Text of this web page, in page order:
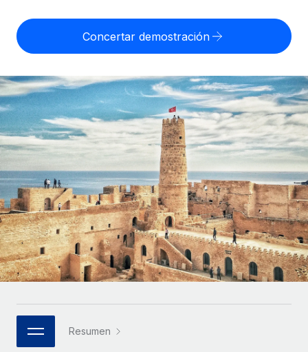
cumpliendo la normativa.
Integra y gestiona a autónomos globalmente.
PEO
Externaliza tareas laborales complejas.
INFRAESTRUCTURA
Conexión Remote
Integra los RR. HH. en tus flujos de trabajo sin
complicaciones.
Plataforma
Funciones esenciales de RR. HH. integradas para tu
Conectar
Conecta cualquier herramienta de IA con Remote
Comparador de Remote
Compáranos con otras empresas.
ETAPAS DE CRECIMIENTO
Startups
Soluciones ágiles de RR. HH. globales y nóminas para
empresas en crecimiento.
Mediana empresa
Amplía tu equipo con soluciones de RR. HH.
personalizadas.
Empresa
RR. HH. globales para grandes empresas.
ASOCIARSE
Socios tecnológicos estratégicos
Integra la gestión de los RR. HH. globales en tu
cualquier país.
Descubre opciones de divisas y tiempos de pago para
autónomos globales.
APRENDIZAJE CON REMOTE
Guías y recursos
Casos prácticos
Glosario de RR. HH.
Listas de verificación y plantillas
Biblioteca de descripciones de puestos
Webinarios
English
Nederlands
Français
Deutsch
Español
Italiano
Português (Portugal)
日本語
한국어
中文（简体）
Concertar demostración
Resumen